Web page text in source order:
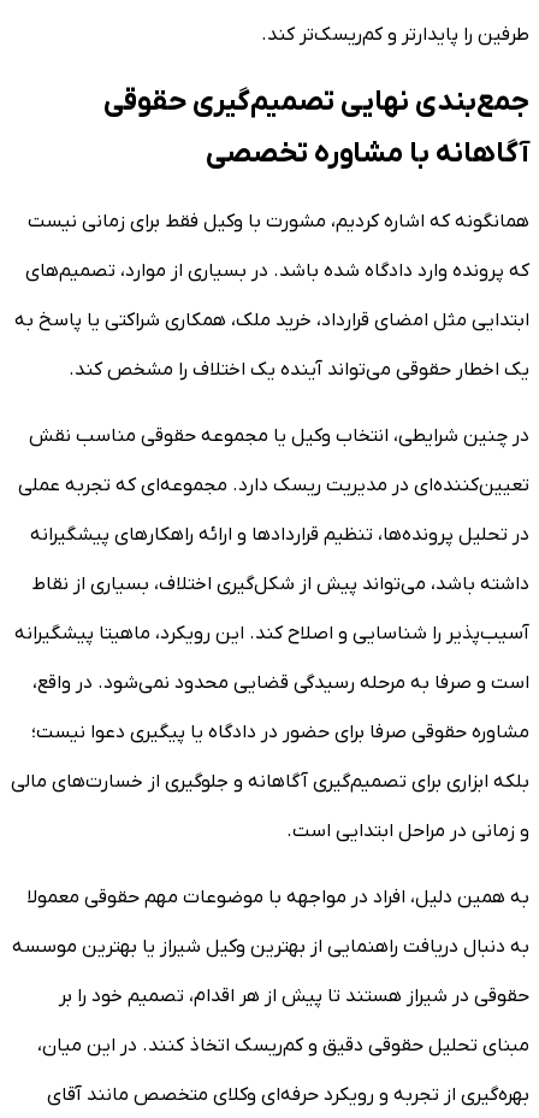
طرفین را پایدارتر و کم‌ریسک‌تر کند.
جمع‌بندی نهایی تصمیم‌گیری حقوقی
آگاهانه با مشاوره تخصصی
همانگونه که اشاره کردیم، مشورت با وکیل فقط برای زمانی نیست
که پرونده وارد دادگاه شده باشد. در بسیاری از موارد، تصمیم‌های
ابتدایی مثل امضای قرارداد، خرید ملک، همکاری شراکتی یا پاسخ به
یک اخطار حقوقی می‌تواند آینده یک اختلاف را مشخص کند.
در چنین شرایطی، انتخاب وکیل یا مجموعه حقوقی مناسب نقش
تعیین‌کننده‌ای در مدیریت ریسک دارد. مجموعه‌ای که تجربه عملی
در تحلیل پرونده‌ها، تنظیم قراردادها و ارائه راهکارهای پیشگیرانه
داشته باشد، می‌تواند پیش از شکل‌گیری اختلاف، بسیاری از نقاط
آسیب‌پذیر را شناسایی و اصلاح کند. این رویکرد، ماهیتا پیشگیرانه
است و صرفا به مرحله رسیدگی قضایی محدود نمی‌شود. در واقع،
مشاوره حقوقی صرفا برای حضور در دادگاه یا پیگیری دعوا نیست؛
بلکه ابزاری برای تصمیم‌گیری آگاهانه و جلوگیری از خسارت‌های مالی
و زمانی در مراحل ابتدایی است.
به همین دلیل، افراد در مواجهه با موضوعات مهم حقوقی معمولا
به دنبال دریافت راهنمایی از بهترین وکیل شیراز یا بهترین موسسه
حقوقی در شیراز هستند تا پیش از هر اقدام، تصمیم خود را بر
مبنای تحلیل حقوقی دقیق و کم‌ریسک اتخاذ کنند. در این میان،
بهره‌گیری از تجربه و رویکرد حرفه‌ای وکلای متخصص مانند آقای